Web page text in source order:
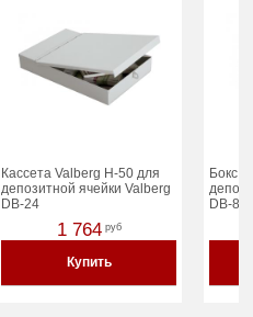
Кассета Valberg Н-50 для
депозитной ячейки Valberg
DB-24
1 764 руб
Купить
Бокс
DB-8